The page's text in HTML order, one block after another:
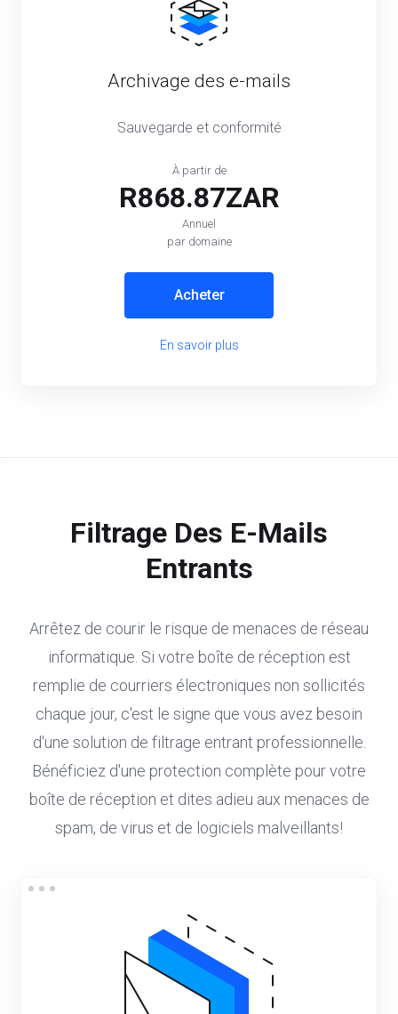
Archivage des e-mails
Sauvegarde et conformité
À partir de
R868.87ZAR
Annuel
par domaine
Acheter
En savoir plus
Filtrage Des E-Mails
Entrants
Arrêtez de courir le risque de menaces de réseau
informatique. Si votre boîte de réception est
remplie de courriers électroniques non sollicités
chaque jour, c'est le signe que vous avez besoin
d'une solution de filtrage entrant professionnelle.
Bénéficiez d'une protection complète pour votre
boîte de réception et dites adieu aux menaces de
spam, de virus et de logiciels malveillants!